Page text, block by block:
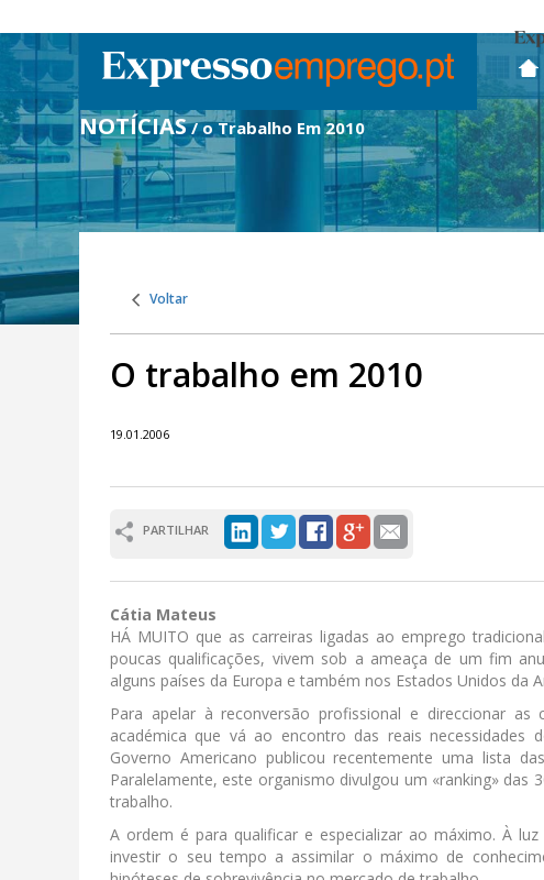
NOTÍCIAS / o Trabalho Em 2010
Voltar
O trabalho em 2010
19.01.2006
PARTILHAR
Cátia Mateus
HÁ MUITO que as carreiras ligadas ao emprego
poucas qualificações, vivem sob a ameaça de um fim
alguns países da Europa e também nos Estados Unidos da
Para apelar à reconversão profissional e direccionar
académica que vá ao encontro das reais
Governo Americano publicou recentemente uma lista
Paralelamente, este organismo divulgou um «ranking»
trabalho.
A ordem é para qualificar e especializar ao máximo. À
investir o seu tempo a assimilar o máximo de